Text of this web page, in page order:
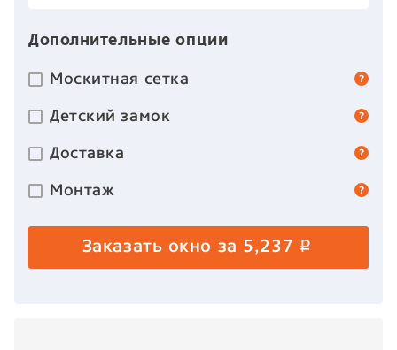
Дополнительные опции
Москитная сетка
Детский замок
Доставка
Монтаж
Заказать окно за 5,237 p